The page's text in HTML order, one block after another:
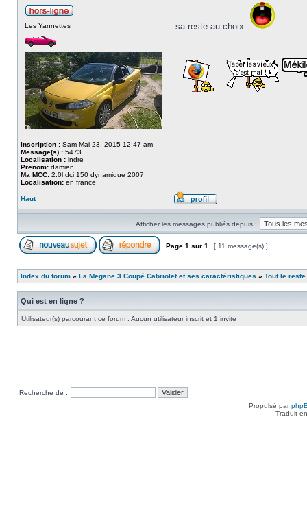
Les Yannettes
Inscription : Sam Mai 23, 2015 12:47 am
Message(s) : 5473
Localisation : indre
Prenom: damien
Ma MCC: 2.0l dci 150 dynamique 2007
Localisation: en france
sa reste au choix
Haut
Afficher les messages publiés depuis :
Page 1 sur 1 [ 11 message(s) ]
Index du forum » La Megane 3 Coupé Cabriolet et ses caractéristiques » Tout le reste
Qui est en ligne ?
Utilisateur(s) parcourant ce forum : Aucun utilisateur inscrit et 1 invité
Recherche de :
Propulsé par
Traduit